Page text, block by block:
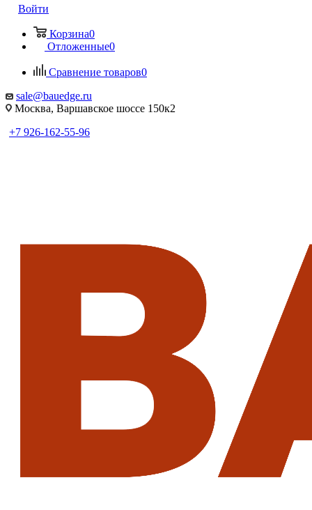
Войти
Корзина0
Отложенные0
Сравнение товаров0
sale@bauedge.ru
Москва, Варшавское шоссе 150к2
+7 926-162-55-96